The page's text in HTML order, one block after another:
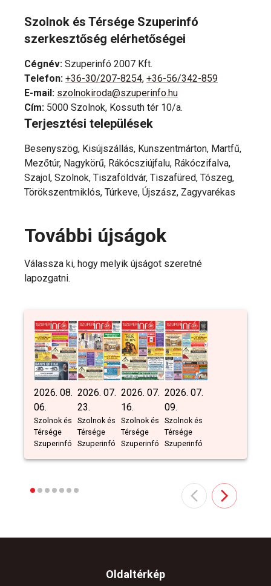
Szolnok és Térsége Szuperinfó
szerkesztőség elérhetőségei
Cégnév: Szuperinfó 2007 Kft.
Telefon: +36-30/207-8254, +36-56/342-859
E-mail: szolnokiroda@szuperinfo.hu
Cím: 5000 Szolnok, Kossuth tér 10/a.
Terjesztési települések
Besenyszög, Kisújszállás, Kunszentmárton, Martfű,
Mezőtúr, Nagykörű, Rákócsziújfalu, Rákóczifalva,
Szajol, Szolnok, Tiszaföldvár, Tiszafüred, Tószeg,
Törökszentmiklós, Túrkeve, Újszász, Zagyvarékas
További újságok
Válassza ki, hogy melyik újságot szeretné
lapozgatni.
2026. 08.
06.
Szolnok és
Térsége
Szuperinfó
2026. 07.
23.
Szolnok és
Térsége
Szuperinfó
2026. 07.
16.
Szolnok és
Térsége
Szuperinfó
2026. 07.
09.
Szolnok és
Térsége
Szuperinfó
Oldaltérkép